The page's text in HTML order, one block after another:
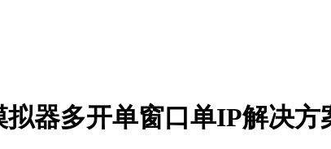
器多开单窗口单IP解决方